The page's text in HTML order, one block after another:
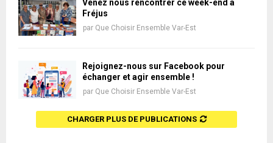
Venez nous rencontrer ce week-end à
Fréjus
par Que Choisir Ensemble Var-Est
Rejoignez-nous sur Facebook pour
échanger et agir ensemble !
par Que Choisir Ensemble Var-Est
CHARGER PLUS DE PUBLICATIONS